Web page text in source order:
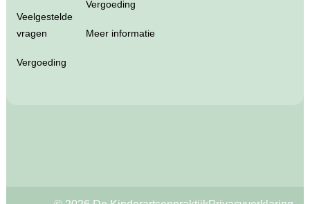
Veelgestelde
vragen
Vergoeding
Vergoeding
Meer informatie